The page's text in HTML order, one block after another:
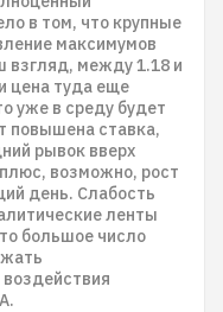
в том, что крупные
максимумов
взгляд, между 1.18 и
цена туда еще
уже в среду будет
повышена ставка,
рывок вверх
возможно, рост
день. Слабость
ленты
большое число